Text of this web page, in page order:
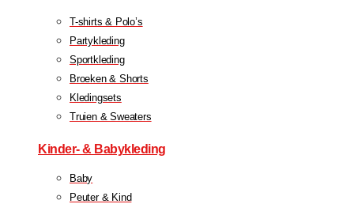
T-shirts & Polo’s
Partykleding
Sportkleding
Broeken & Shorts
Kledingsets
Truien & Sweaters
Kinder- & Babykleding
Baby
Peuter & Kind